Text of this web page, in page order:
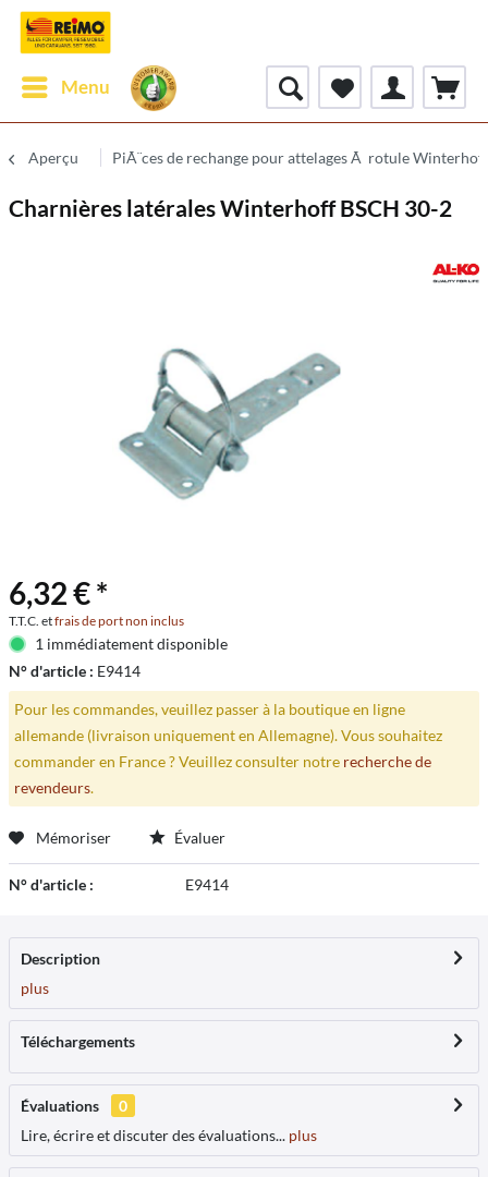
Menu
Aperçu PiÃ¨ces de rechange pour attelages Ã rotule Winterhoff
Charnières latérales Winterhoff BSCH 30-2
6,32 € *
T.T.C. etfrais de port non inclus
1 immédiatement disponible
N° d'article : E9414
Pour les commandes, veuillez passer à la boutique en ligne
allemande (livraison uniquement en Allemagne). Vous souhaitez
commander en France ? Veuillez consulter notre recherche de
revendeurs.
Mémoriser Évaluer
N° d'article : E9414
Description
plus
Téléchargements
Évaluations
0
Lire, écrire et discuter des évaluations... plus